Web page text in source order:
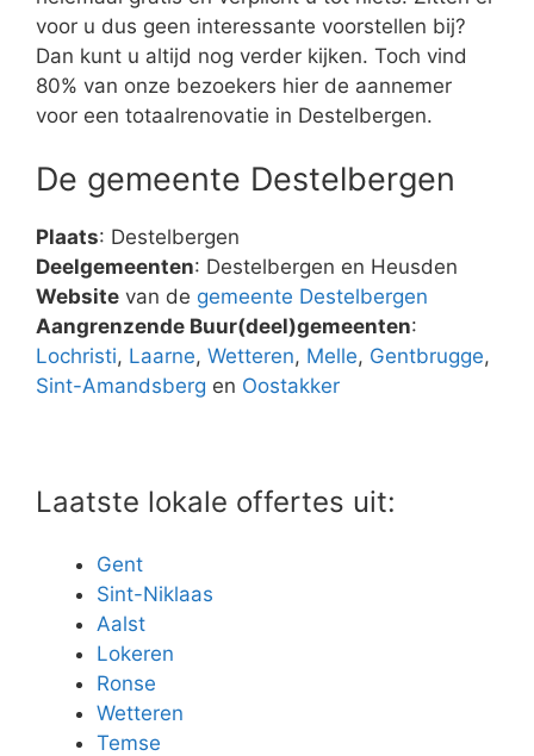
voor u dus geen interessante voorstellen bij?
Dan kunt u altijd nog verder kijken. Toch vind
80% van onze bezoekers hier de aannemer
voor een totaalrenovatie in Destelbergen.
De gemeente Destelbergen
Plaats: Destelbergen
Deelgemeenten: Destelbergen en Heusden
Website van de gemeente Destelbergen
Aangrenzende Buur(deel)gemeenten:
Lochristi, Laarne, Wetteren, Melle, Gentbrugge,
Sint-Amandsberg en Oostakker
Laatste lokale offertes uit:
Gent
Sint-Niklaas
Aalst
Lokeren
Ronse
Wetteren
Temse